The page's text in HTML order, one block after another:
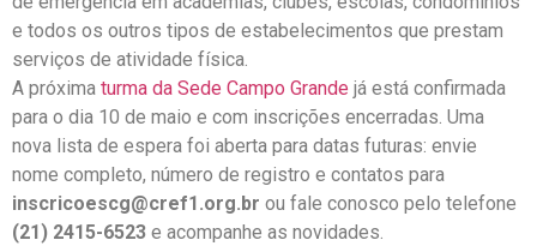
e todos os outros tipos de estabelecimentos que prestam
serviços de atividade física.
A próxima turma da Sede Campo Grande já está confirmada
para o dia 10 de maio e com inscrições encerradas. Uma
nova lista de espera foi aberta para datas futuras: envie
nome completo, número de registro e contatos para
inscricoescg@cref1.org.br ou fale conosco pelo telefone
(21) 2415-6523 e acompanhe as novidades.